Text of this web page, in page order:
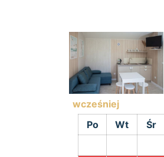
wcześniej
Po
Wt Śr